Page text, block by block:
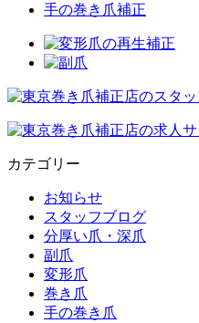
手の巻き爪補正
カテゴリー
お知らせ
スタッフブログ
分厚い爪・深爪
副爪
変形爪
巻き爪
手の巻き爪